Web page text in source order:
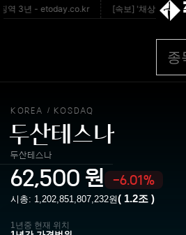
3년 - etoday.co.kr [속보] '채상병 순직
KOREA / KOSDAQ
두산테스나
두산테스나
62,500 원 -6.01%
시총: 1,202,851,807,232원( 1.2조 )
1년중 현재 위치